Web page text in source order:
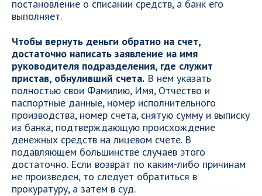
постановление о списании средств, а банк его
выполняет.
Чтобы вернуть деньги обратно на счет,
достаточно написать заявление на имя
руководителя подразделения, где служит
пристав, обнуливший счета. В нем указать
полностью свои Фамилию, Имя, Отчество и
паспортные данные, номер исполнительного
производства, номер счета, снятую сумму и выписку
из банка, подтверждающую происхождение
денежных средств на лицевом счете. В
подавляющем большинстве случаев этого
достаточно. Если возврат по каким-либо причинам
не произведен, то следует обратиться в
прокуратуру, а затем в суд.